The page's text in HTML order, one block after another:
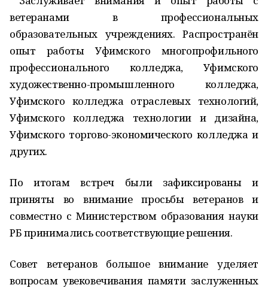
ветеранами в профессиональных
образовательных учреждениях. Распространён
опыт работы Уфимского многопрофильного
профессионального колледжа, Уфимского
художественно-промышленного колледжа,
Уфимского колледжа отраслевых технологий,
Уфимского колледжа технологии и дизайна,
Уфимского торгово-экономического колледжа и
других.
По итогам встреч были зафиксированы и
приняты во внимание просьбы ветеранов и
совместно с Министерством образования науки
РБ принимались соответствующие решения.
Совет ветеранов большое внимание уделяет
вопросам увековечивания памяти заслуженных